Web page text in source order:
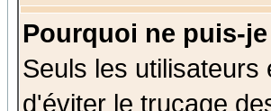
Pourquoi ne puis-
Seuls les
d'éviter le trucage